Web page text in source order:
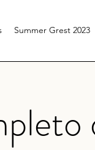
Summer Grest 2023